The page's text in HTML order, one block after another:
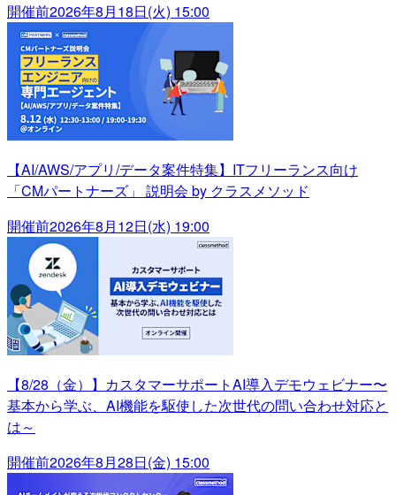
開催前2026年8月18日(火) 15:00
【AI/AWS/アプリ/データ案件特集】ITフリーランス向け
「CMパートナーズ」 説明会 by クラスメソッド
開催前2026年8月12日(水) 19:00
【8/28（金）】カスタマーサポートAI導入デモウェビナー〜
基本から学ぶ、AI機能を駆使した次世代の問い合わせ対応と
は～
開催前2026年8月28日(金) 15:00